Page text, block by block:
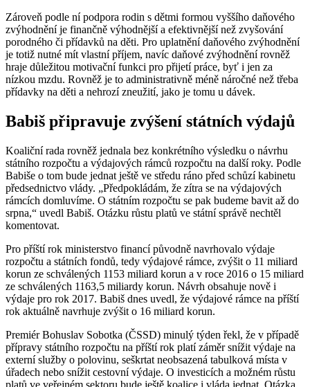
Zároveň podle ní podpora rodin s dětmi formou vyššího daňového
zvýhodnění je finančně výhodnější a efektivnější než zvyšování
porodného či přídavků na děti. Pro uplatnění daňového zvýhodnění
je totiž nutné mít vlastní příjem, navíc daňové zvýhodnění rovněž
hraje důležitou motivační funkci pro přijetí práce, byť i jen za
nízkou mzdu. Rovněž je to administrativně méně náročné než třeba
přídavky na děti a nehrozí zneužití, jako je tomu u dávek.
Babiš připravuje zvýšení státních výdajů
Koaliční rada rovněž jednala bez konkrétního výsledku o návrhu
státního rozpočtu a výdajových rámců rozpočtu na další roky. Podle
Babiše o tom bude jednat ještě ve středu ráno před schůzí kabinetu
předsednictvo vlády. „Předpokládám, že zítra se na výdajových
rámcích domluvíme. O státním rozpočtu se pak budeme bavit až do
srpna,“ uvedl Babiš. Otázku růstu platů ve státní správě nechtěl
komentovat.
Pro příští rok ministerstvo financí původně navrhovalo výdaje
rozpočtu a státních fondů, tedy výdajové rámce, zvýšit o 11 miliard
korun ze schválených 1153 miliard korun a v roce 2016 o 15 miliard
ze schválených 1163,5 miliardy korun. Návrh obsahuje nově i
výdaje pro rok 2017. Babiš dnes uvedl, že výdajové rámce na příští
rok aktuálně navrhuje zvýšit o 16 miliard korun.
Premiér Bohuslav Sobotka (ČSSD) minulý týden řekl, že v případě
přípravy státního rozpočtu na příští rok platí záměr snížit výdaje na
externí služby o polovinu, seškrtat neobsazená tabulková místa v
úřadech nebo snížit cestovní výdaje. O investicích a možném růstu
platů ve veřejném sektoru bude ještě koalice i vláda jednat. Otázka